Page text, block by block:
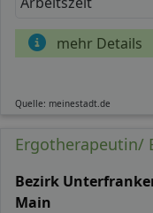
mehr Details
Quelle: meinestadt.de
Ergotherapeutin/
Bezirk
Main